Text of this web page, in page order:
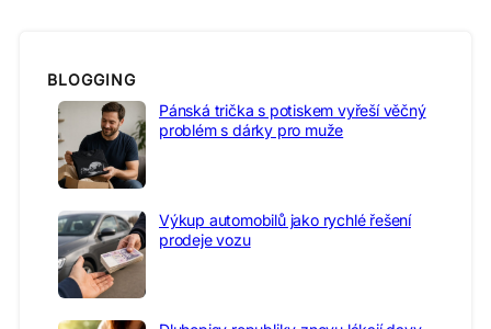
BLOGGING
Pánská trička s potiskem vyřeší věčný
problém s dárky pro muže
Výkup automobilů jako rychlé řešení
prodeje vozu